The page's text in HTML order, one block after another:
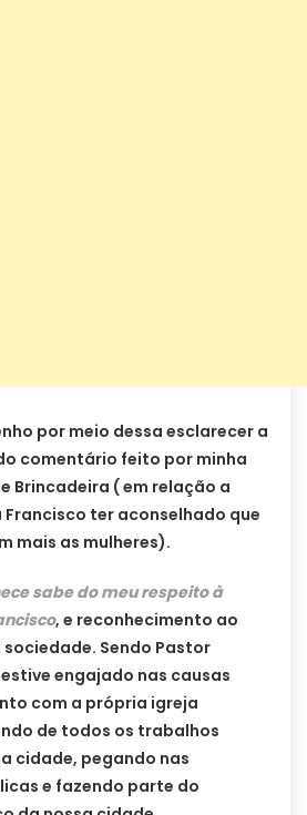
por meio dessa esclarecer a
comentário feito por minha
Brincadeira ( em relação a
ter aconselhado que
mais as mulheres).
sabe do meu respeito à
, e reconhecimento ao
Sendo Pastor
engajado nas causas
com a própria igreja
de todos os trabalhos
cidade, pegando nas
e fazendo parte do